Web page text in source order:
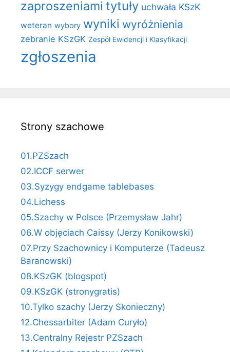
zaproszeniami tytuły uchwała KSzK
weteran wybory wyniki wyróżnienia
zebranie KSzGK Zespół Ewidencji i Klasyfikacji
zgłoszenia
Strony szachowe
01.PZSzach
02.ICCF serwer
03.Syzygy endgame tablebases
04.Lichess
05.Szachy w Polsce (Przemysław Jahr)
06.W objęciach Caissy (Jerzy Konikowski)
07.Przy Szachownicy i Komputerze (Tadeusz
Baranowski)
08.KSzGK (blogspot)
09.KSzGK (stronygratis)
10.Tylko szachy (Jerzy Skonieczny)
12.Chessarbiter (Adam Curyło)
13.Centralny Rejestr PZSzach